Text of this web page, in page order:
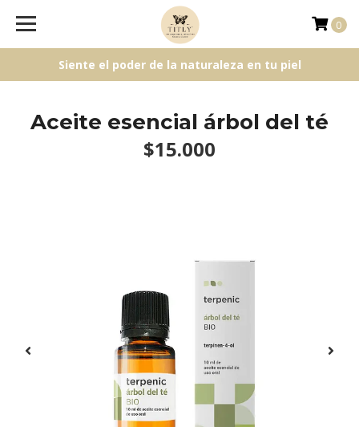
Siente el poder de la naturaleza en tu piel
0
Aceite esencial árbol del té
$15.000